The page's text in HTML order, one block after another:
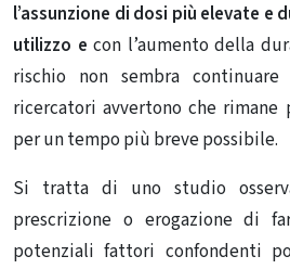
l’assunzione di dosi più elevate e
utilizzo e con l’aumento della
rischio non sembra
ricercatori avvertono che rimane
per un tempo più breve possibile.
Si tratta di uno studio
prescrizione o erogazione
potenziali fattori confondenti